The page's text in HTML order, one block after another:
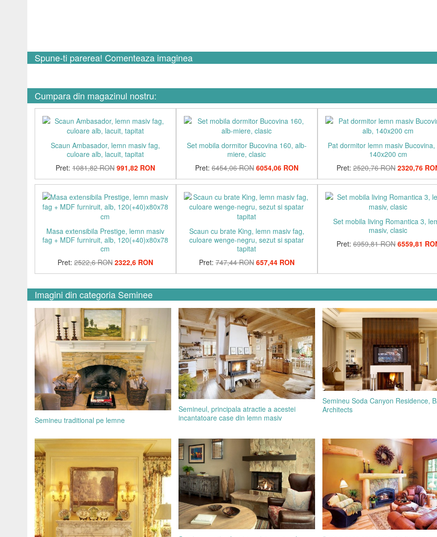
Spune-ti parerea! Comenteaza imaginea
Cumpara din magazinul nostru:
Scaun Ambasador, lemn masiv fag,
culoare alb, lacuit, tapitat
Pret: 1081,82 RON 991,82 RON
Set mobila dormitor Bucovina 160, alb-
miere, clasic
Pret: 6454,06 RON 6054,06 RON
Pat dormitor lemn masiv
140x200 cm
Pret: 2520,76 RON 2320,76
Masa extensibila Prestige, lemn masiv
fag + MDF furniruit, alb, 120(+40)x80x78
cm
Pret: 2522,6 RON 2322,6 RON
Scaun cu brate King, lemn masiv fag,
culoare wenge-negru, sezut si spatar
tapitat
Pret: 747,44 RON 657,44 RON
Set mobila living Romantica 3,
masiv, clasic
Pret: 6959,81 RON 6559,81
Imagini din categoria Seminee
Semineu traditional pe lemne
Semineul, principala atractie a acestei
incantatoare case din lemn masiv
Semineu Soda Canyon Residence,
Architects